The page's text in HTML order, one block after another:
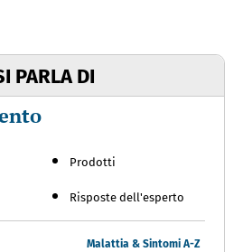
PARLA DI
Prodotti
Risposte dell'esperto
Malattia & Sintomi A-Z